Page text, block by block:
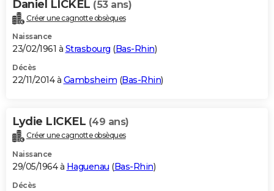
Daniel LICKEL (53 ans)
Créer une cagnotte obsèques
Naissance
23/02/1961 à Strasbourg (Bas-Rhin)
Décès
22/11/2014 à Gambsheim (Bas-Rhin)
Lydie LICKEL (49 ans)
Créer une cagnotte obsèques
Naissance
29/05/1964 à Haguenau (Bas-Rhin)
Décès